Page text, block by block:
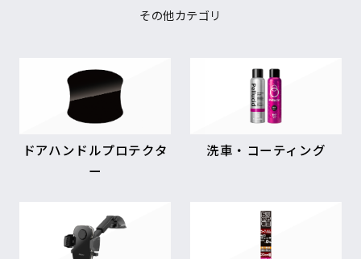
その他カテゴリ
ドアハンドルプロテクタ
ー
洗車・コーティング